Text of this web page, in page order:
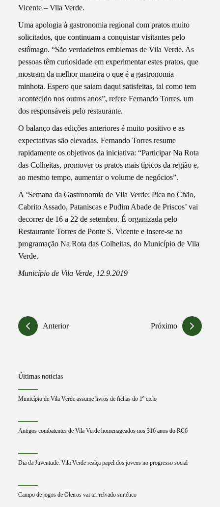
Vicente – Vila Verde.
Uma apologia à gastronomia regional com pratos muito
solicitados, que continuam a conquistar visitantes pelo
estômago. “São verdadeiros emblemas de Vila Verde. As
pessoas têm curiosidade em experimentar estes pratos, que
mostram da melhor maneira o que é a gastronomia
minhota. Espero que saiam daqui satisfeitas, tal como tem
acontecido nos outros anos”, refere Fernando Torres, um
dos responsáveis pelo restaurante.
O balanço das edições anteriores é muito positivo e as
expectativas são elevadas. Fernando Torres resume
rapidamente os objetivos da iniciativa: “Participar Na Rota
das Colheitas, promover os pratos mais típicos da região e,
ao mesmo tempo, aumentar o volume de negócios”.
A ‘Semana da Gastronomia de Vila Verde: Pica no Chão,
Cabrito Assado, Pataniscas e Pudim Abade de Priscos’ vai
decorrer de 16 a 22 de setembro. É organizada pelo
Restaurante Torres de Ponte S. Vicente e insere-se na
programação Na Rota das Colheitas, do Município de Vila
Verde.
Município de Vila Verde, 12.9.2019
Anterior Próximo
Últimas notícias
Município de Vila Verde assume livros de fichas do 1º ciclo
Antigos combatentes de Vila Verde homenageados nos 316 anos do RC6
Dia da Juventude: Vila Verde realça papel dos jovens no progresso social
Campo de jogos de Oleiros vai ter relvado sintético